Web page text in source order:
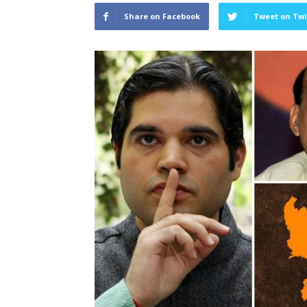
Share on Facebook Tweet on